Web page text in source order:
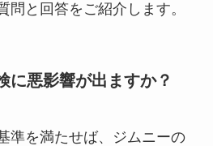
問と回答をご紹介します。
に悪影響が出ますか？
準を満たせば、ジムニーの